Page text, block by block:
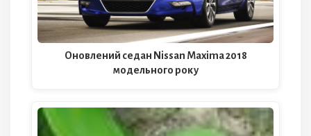
Оновлений седан Nissan Maxima 2018
модельного року